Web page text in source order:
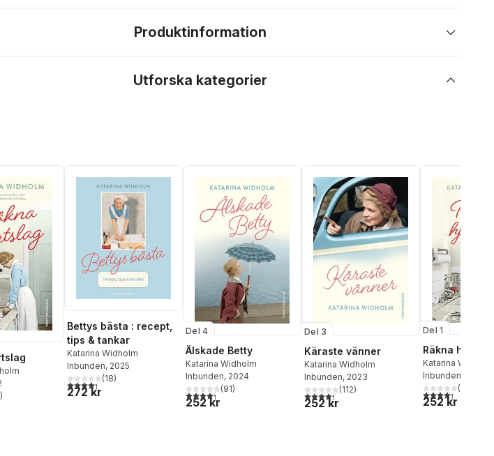
Produktinformation
Utforska kategorier
Totalt antal röster:
)
Bettys bästa : recept,
tips & tankar
Katarina Widholm
Inbunden, 2025
4,3utav 5 stjärnor. Totalt antal röster:
(18)
272 kr
Del 4
Älskade Betty
Katarina Widholm
Inbunden, 2024
4,3utav 5 stjärnor. Totalt antal röster:
(91)
252 kr
Del 3
Käraste vänner
Katarina Widholm
Inbunden, 2023
4,3utav 5 stjärnor. Totalt antal röster:
(112)
252 kr
Del 1
Räkna
Katarina Widholm
Inbunden
4,3utav 5(
252 kr